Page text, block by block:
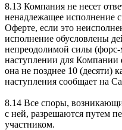
8.13 Компания не несет
ненадлежащее исполнение
Оферте, если это
исполнение обусловлены
непреодолимой силы
наступлении для Компании
она не позднее 10 (десяти)
наступления сообщает на
8.14 Все споры,
с ней, разрешаются путем
участником.